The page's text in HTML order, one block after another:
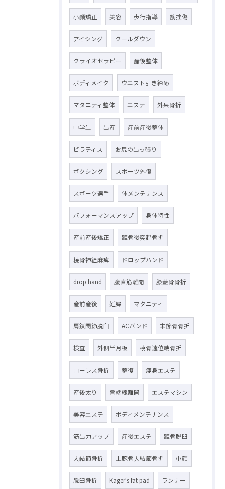
小顔矯正 美容 歩行指導 筋挫傷
アイシング クールダウン
クライオセラピー 産後整体
ボディメイク ウエスト引き締め
マタニティ整体 エステ 外果骨折
中学生 出産 産前産後整体
ピラティス お尻の出っ張り
ボクシング スポーツ外傷
スポーツ選手 体メンテナンス
パフォーマンスアップ 身体特性
産前産後矯正 距骨後突起骨折
橈骨神経麻痺 ドロップハンド
drop hand 腹直筋離開 膝蓋骨骨折
産前産後 妊婦 マタニティ
肩鎖関節脱臼 ACバンド 末節骨骨折
検査 外側半月板 橈骨遠位端骨折
コーレス骨折 整復 痩身エステ
産後太り 骨端線離開 エステマシン
美容エステ ボディメンテナンス
筋出力アップ 産後エステ 距骨脱臼
大結節骨折 上腕骨大結節骨折 小顔
脱臼骨折 Kager‘s fat pad ランナー